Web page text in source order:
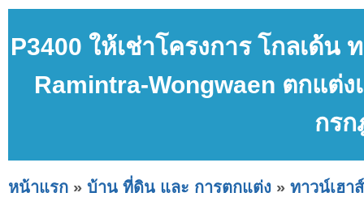
P3400 ให้เช่าโครงการ โกลเด้
Ramintra-Wongwaen ตกแต่
กร
หน้าแรก » บ้าน ที่ดิน และ การตกแต่ง » ทาวน์เฮาส์